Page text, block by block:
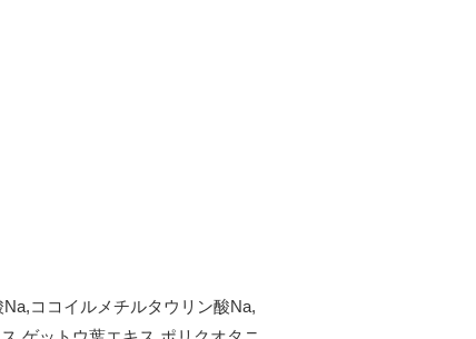
ココイルメチルタウリン酸Na,